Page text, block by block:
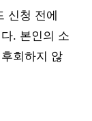
신청 전에
. 본인의 소
회하지 않